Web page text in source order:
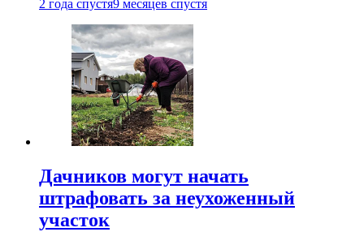
2 года спустя9 месяцев спустя
Дачников могут начать
штрафовать за неухоженный
участок